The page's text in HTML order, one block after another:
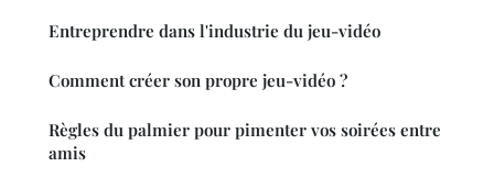
Entreprendre dans l'industrie du jeu-vidéo
Comment créer son propre jeu-vidéo ?
Règles du palmier pour pimenter vos soirées entre
amis